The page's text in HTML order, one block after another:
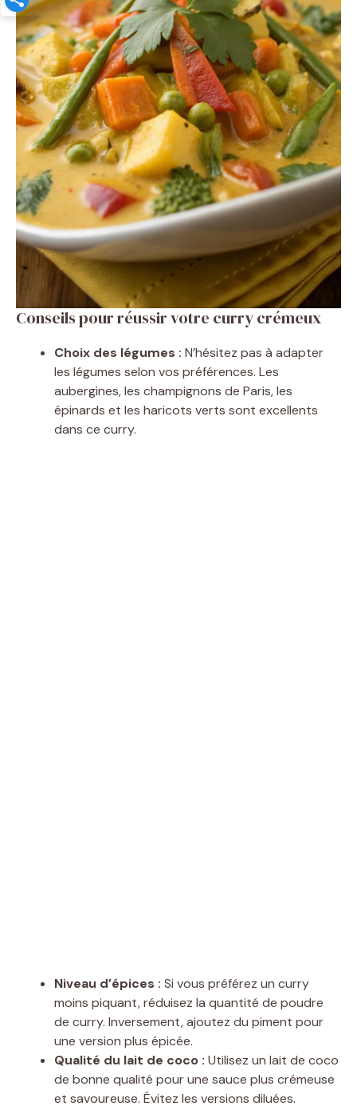
Conseils pour réussir votre curry crémeux
Choix des légumes : N’hésitez pas à adapter
les légumes selon vos préférences. Les
aubergines, les champignons de Paris, les
épinards et les haricots verts sont excellents
dans ce curry.
Niveau d’épices : Si vous préférez un curry
moins piquant, réduisez la quantité de poudre
de curry. Inversement, ajoutez du piment pour
une version plus épicée.
Qualité du lait de coco : Utilisez un lait de coco
de bonne qualité pour une sauce plus crémeuse
et savoureuse. Évitez les versions diluées.